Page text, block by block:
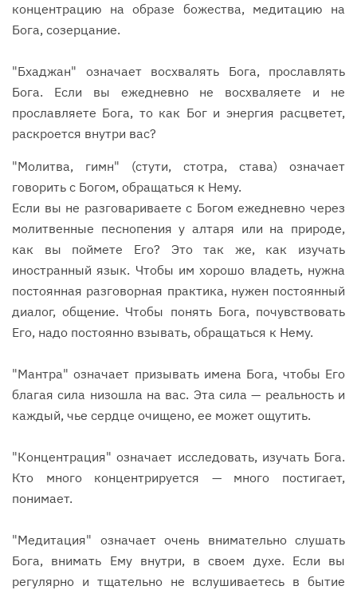
концентрацию на образе божества, медитацию на
Бога, созерцание.
"Бхаджан" означает восхвалять Бога, прославлять
Бога. Если вы ежедневно не восхваляете и не
прославляете Бога, то как Бог и энергия расцветет,
раскроется внутри вас?
"Молитва, гимн" (стути, стотра, става) означает
говорить с Богом, обращаться к Нему.
Если вы не разговариваете с Богом ежедневно через
молитвенные песнопения у алтаря или на природе,
как вы поймете Его? Это так же, как изучать
иностранный язык. Чтобы им хорошо владеть, нужна
постоянная разговорная практика, нужен постоянный
диалог, общение. Чтобы понять Бога, почувствовать
Его, надо постоянно взывать, обращаться к Нему.
"Мантра" означает призывать имена Бога, чтобы Его
благая сила низошла на вас. Эта сила — реальность и
каждый, чье сердце очищено, ее может ощутить.
"Концентрация" означает исследовать, изучать Бога.
Кто много концентрируется — много постигает,
понимает.
"Медитация" означает очень внимательно слушать
Бога, внимать Ему внутри, в своем духе. Если вы
регулярно и тщательно не вслушиваетесь в бытие